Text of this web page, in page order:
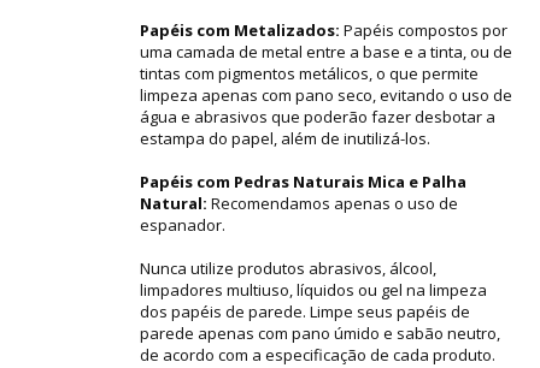
Papéis com Metalizados: Papéis compostos por
uma camada de metal entre a base e a tinta, ou de
tintas com pigmentos metálicos, o que permite
limpeza apenas com pano seco, evitando o uso de
água e abrasivos que poderão fazer desbotar a
estampa do papel, além de inutilizá-los.
Papéis com Pedras Naturais Mica e Palha
Natural: Recomendamos apenas o uso de
espanador.
Nunca utilize produtos abrasivos, álcool,
limpadores multiuso, líquidos ou gel na limpeza
dos papéis de parede. Limpe seus papéis de
parede apenas com pano úmido e sabão neutro,
de acordo com a especificação de cada produto.